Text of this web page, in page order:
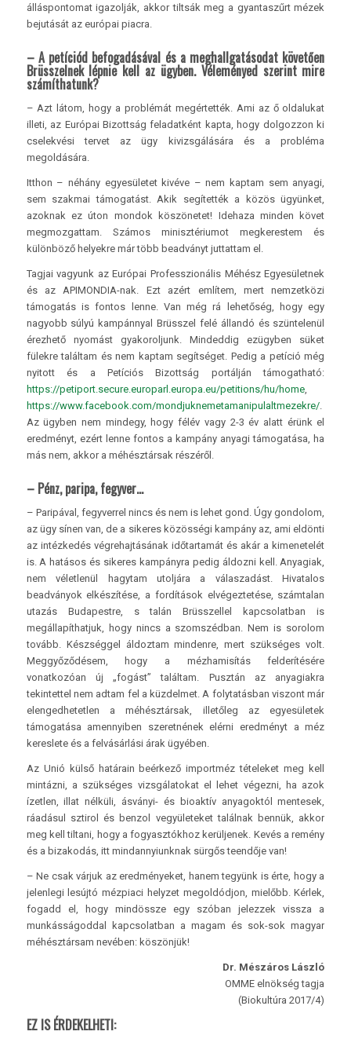
álláspontomat igazolják, akkor tiltsák meg a gyantaszűrt mézek
bejutását az európai piacra.
– A petíciód befogadásával és a meghallgatásodat követően
Brüsszelnek lépnie kell az ügyben. Véleményed szerint mire
számíthatunk?
– Azt látom, hogy a problémát megértették. Ami az ő oldalukat
illeti, az Európai Bizottság feladatként kapta, hogy dolgozzon ki
cselekvési tervet az ügy kivizsgálására és a probléma
megoldására.
Itthon – néhány egyesületet kivéve – nem kaptam sem anyagi,
sem szakmai támogatást. Akik segítették a közös ügyünket,
azoknak ez úton mondok köszönetet! Idehaza minden követ
megmozgattam. Számos minisztériumot megkerestem és
különböző helyekre már több beadványt juttattam el.
Tagjai vagyunk az Európai Professzionális Méhész Egyesületnek
és az APIMONDIA-nak. Ezt azért említem, mert nemzetközi
támogatás is fontos lenne. Van még rá lehetőség, hogy egy
nagyobb súlyú kampánnyal Brüsszel felé állandó és szüntelenül
érezhető nyomást gyakoroljunk. Mindeddig ezügyben süket
fülekre találtam és nem kaptam segítséget. Pedig a petíció még
nyitott és a Petíciós Bizottság portálján támogatható:
https://petiport.secure.europarl.europa.eu/petitions/hu/home,
https://www.facebook.com/mondjuknemetamanipulaltmezekre/.
Az ügyben nem mindegy, hogy félév vagy 2-3 év alatt érünk el
eredményt, ezért lenne fontos a kampány anyagi támogatása, ha
más nem, akkor a méhésztársak részéről.
– Pénz, paripa, fegyver…
– Paripával, fegyverrel nincs és nem is lehet gond. Úgy gondolom,
az ügy sínen van, de a sikeres közösségi kampány az, ami eldönti
az intézkedés végrehajtásának időtartamát és akár a kimenetelét
is. A hatásos és sikeres kampányra pedig áldozni kell. Anyagiak,
nem véletlenül hagytam utoljára a válaszadást. Hivatalos
beadványok elkészítése, a fordítások elvégeztetése, számtalan
utazás Budapestre, s talán Brüsszellel kapcsolatban is
megállapíthatjuk, hogy nincs a szomszédban. Nem is sorolom
tovább. Készséggel áldoztam mindenre, mert szükséges volt.
Meggyőződésem, hogy a mézhamisítás felderítésére
vonatkozóan új „fogást” találtam. Pusztán az anyagiakra
tekintettel nem adtam fel a küzdelmet. A folytatásban viszont már
elengedhetetlen a méhésztársak, illetőleg az egyesületek
támogatása amennyiben szeretnének elérni eredményt a méz
kereslete és a felvásárlási árak ügyében.
Az Unió külső határain beérkező importméz tételeket meg kell
mintázni, a szükséges vizsgálatokat el lehet végezni, ha azok
ízetlen, illat nélküli, ásványi- és bioaktív anyagoktól mentesek,
ráadásul sztirol és benzol vegyületeket találnak bennük, akkor
meg kell tiltani, hogy a fogyasztókhoz kerüljenek. Kevés a remény
és a bizakodás, itt mindannyiunknak sürgős teendője van!
– Ne csak várjuk az eredményeket, hanem tegyünk is érte, hogy a
jelenlegi lesújtó mézpiaci helyzet megoldódjon, mielőbb. Kérlek,
fogadd el, hogy mindössze egy szóban jelezzek vissza a
munkásságoddal kapcsolatban a magam és sok-sok magyar
méhésztársam nevében: köszönjük!
Dr. Mészáros László
OMME elnökség tagja
(Biokultúra 2017/4)
EZ IS ÉRDEKELHETI: